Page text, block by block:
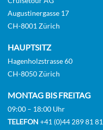
Deck 12
Suite
Augustinergasse 17
CH-8001 Zürich
HAUPTSITZ
Hagenholzstrasse 60
CH-8050 Zürich
MONTAG BIS FREITAG
09:00 – 18:00 Uhr
TELEFON +41 (0)44 289 81 81